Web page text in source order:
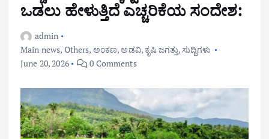
ಒಡಲು ಹೇಳುತ್ತಿದೆ ಎಚ್ಚರಿಕೆಯ ಸಂದೇಶ:
admin
Main news, Others, ಅಂಕಣ,ಅಡವಿ,ಕೃಷಿ ಜಗತ್ತು,ಸುದ್ದಿಗಳು
June 20, 2026
0 Comments